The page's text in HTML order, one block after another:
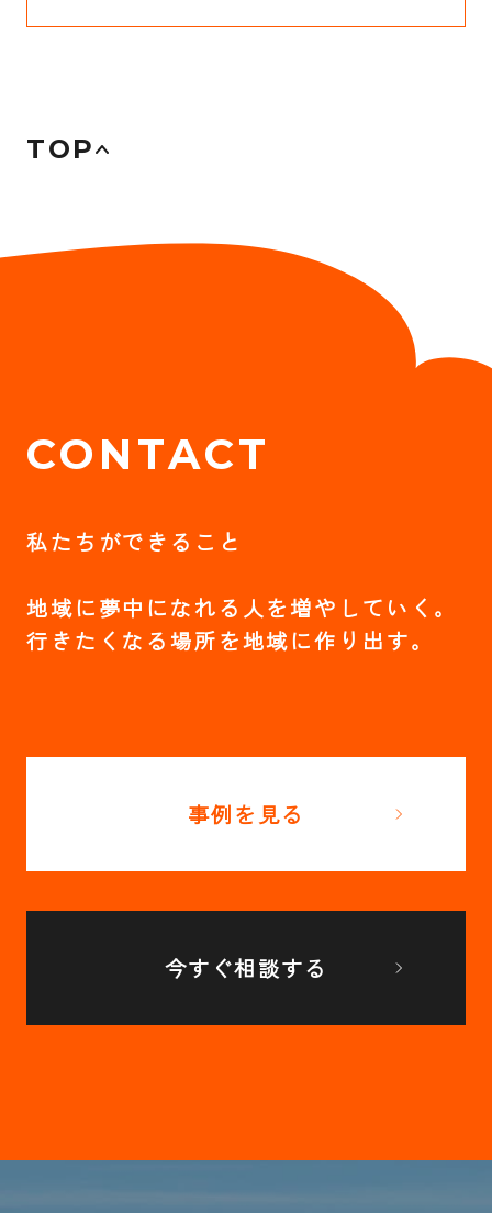
TOP
CONTACT
私たちができること
地域に夢中になれる人を増やしていく。
行きたくなる場所を地域に作り出す。
事例を見る
今すぐ相談する